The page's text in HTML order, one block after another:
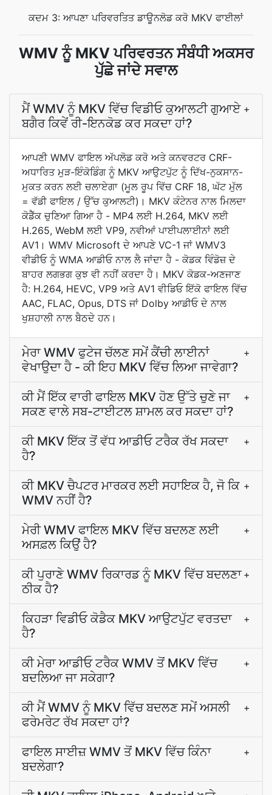
ਕਦਮ 3: ਆਪਣਾ ਪਰਿਵਰਤਿਤ ਡਾਊਨਲੋਡ ਕਰੋ MKV ਫਾਈਲਾਂ
WMV ਨੂੰ MKV ਪਰਿਵਰਤਨ ਸੰਬੰਧੀ ਅਕਸਰ
ਪੁੱਛੇ ਜਾਂਦੇ ਸਵਾਲ
ਮੈਂ WMV ਨੂੰ MKV ਵਿੱਚ ਵਿਡੀਓ ਕੁਆਲਟੀ ਗੁਆਏ
ਬਗੈਰ ਕਿਵੇਂ ਰੀ-ਇਨਕੋਡ ਕਰ ਸਕਦਾ ਹਾਂ?
+
ਆਪਣੀ WMV ਫਾਇਲ ਅੱਪਲੋਡ ਕਰੋ ਅਤੇ ਕਨਵਰਟਰ CRF-
ਅਧਾਰਿਤ ਮੁੜ-ਇੰਕੋਡਿੰਗ ਨੂੰ MKV ਆਉਟਪੁੱਟ ਨੂੰ ਦਿੱਖ-ਨੁਕਸਾਨ-
ਮੁਕਤ ਕਰਨ ਲਈ ਚਲਾਏਗਾ (ਮੂਲ ਰੂਪ ਵਿੱਚ CRF 18, ਘੱਟ ਮੁੱਲ
= ਵੱਡੀ ਫਾਇਲ / ਉੱਚ ਕੁਆਲਟੀ)। MKV ਕੰਟੇਨਰ ਨਾਲ ਮਿਲਦਾ
ਕੋਡੈੱਕ ਚੁਣਿਆ ਗਿਆ ਹੈ - MP4 ਲਈ H.264, MKV ਲਈ
H.265, WebM ਲਈ VP9, ਨਵੀਆਂ ਪਾਈਪਲਾਈਨਾਂ ਲਈ
AV1। WMV Microsoft ਦੇ ਆਪਣੇ VC-1 ਜਾਂ WMV3
ਵੀਡੀਓ ਨੂੰ WMA ਆਡੀਓ ਨਾਲ ਲੈ ਜਾਂਦਾ ਹੈ - ਕੋਡਕ ਵਿੰਡੋਜ਼ ਦੇ
ਬਾਹਰ ਲਗਭਗ ਕੁਝ ਵੀ ਨਹੀਂ ਕਰਦਾ ਹੈ। MKV ਕੋਡਕ-ਅਣਜਾਣ
ਹੈ: H.264, HEVC, VP9 ਅਤੇ AV1 ਵੀਡਿਓ ਇੱਕੋ ਫਾਇਲ ਵਿੱਚ
AAC, FLAC, Opus, DTS ਜਾਂ Dolby ਆਡੀਓ ਦੇ ਨਾਲ
ਖੁਸ਼ਹਾਲੀ ਨਾਲ ਬੈਠਦੇ ਹਨ।
ਮੇਰਾ WMV ਫੁਟੇਜ ਚੱਲਣ ਸਮੇਂ ਕੈਂਚੀ ਲਾਈਨਾਂ
ਵੇਖਾਉਦਾ ਹੈ - ਕੀ ਇਹ MKV ਵਿੱਚ ਲਿਆ ਜਾਵੇਗਾ?
+
ਕੀ ਮੈਂ ਇੱਕ ਵਾਰੀ ਫਾਇਲ MKV ਹੋਣ ਉੱਤੇ ਚੁਣੇ ਜਾ
ਸਕਣ ਵਾਲੇ ਸਬ-ਟਾਈਟਲ ਸ਼ਾਮਲ ਕਰ ਸਕਦਾ ਹਾਂ?
+
ਕੀ MKV ਇੱਕ ਤੋਂ ਵੱਧ ਆਡੀਓ ਟਰੈਕ ਰੱਖ ਸਕਦਾ
ਹੈ?
+
ਕੀ MKV ਚੈਪਟਰ ਮਾਰਕਰ ਲਈ ਸਹਾਇਕ ਹੈ, ਜੋ ਕਿ
WMV ਨਹੀਂ ਹੈ?
+
ਮੇਰੀ WMV ਫਾਇਲ MKV ਵਿੱਚ ਬਦਲਣ ਲਈ
ਅਸਫ਼ਲ ਕਿਉਂ ਹੈ?
+
ਕੀ ਪੁਰਾਣੇ WMV ਰਿਕਾਰਡ ਨੂੰ MKV ਵਿੱਚ ਬਦਲਣਾ
ਠੀਕ ਹੈ?
+
ਕਿਹੜਾ ਵਿਡੀਓ ਕੋਡੈਕ MKV ਆਉਟਪੁੱਟ ਵਰਤਦਾ
ਹੈ?
+
ਕੀ ਮੇਰਾ ਆਡੀਓ ਟਰੈਕ WMV ਤੋਂ MKV ਵਿੱਚ
ਬਦਲਿਆ ਜਾ ਸਕੇਗਾ?
+
ਕੀ ਮੈਂ WMV ਨੂੰ MKV ਵਿੱਚ ਬਦਲਣ ਸਮੇਂ ਅਸਲੀ
ਫਰੇਮਰੇਟ ਰੱਖ ਸਕਦਾ ਹਾਂ?
+
ਫਾਇਲ ਸਾਈਜ਼ WMV ਤੋਂ MKV ਵਿੱਚ ਕਿੰਨਾ
ਬਦਲੇਗਾ?
+